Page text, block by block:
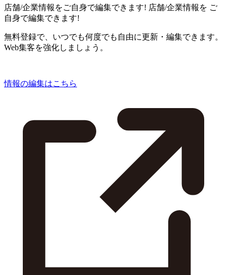
店舗/企業情報をご自身で編集できます! 店舗/企業情報を ご
自身で編集できます!
無料登録で、いつでも何度でも自由に更新・編集できます。
Web集客を強化しましょう。
情報の編集はこちら